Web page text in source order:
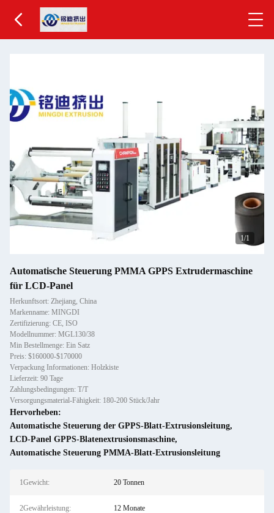
1/1
Automatische Steuerung PMMA GPPS Extrudermaschine
für LCD-Panel
Herkunftsort: Zhejiang, China
Markenname: MINGDI
Zertifizierung: CE, ISO
Modellnummer: MGL130/38
Min Bestellmenge: Ein Satz
Preis: $160000-$170000
Verpackung Informationen: Holzkiste
Lieferzeit: 90 Tage
Zahlungsbedingungen: T/T
Versorgungsmaterial-Fähigkeit: 180-200 Stück/Jahr
Hervorheben:
Automatische Steuerung der GPPS-Blatt-Extrusionsleitung,
LCD-Panel GPPS-Blatenextrusionsmaschine,
Automatische Steuerung PMMA-Blatt-Extrusionsleitung
1Gewicht: 20 Tonnen
2Gewährleistung: 12 Monate